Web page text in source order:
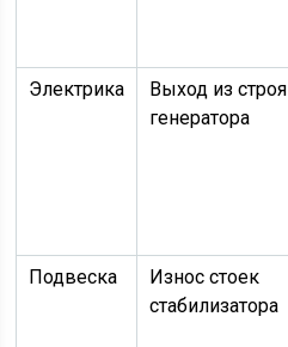
Электрика
Выход из строя
генератора
Подвеска
Износ стоек
стабилизатора